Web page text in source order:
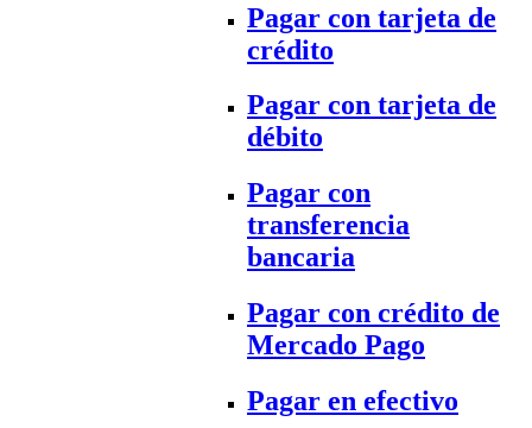
Pagar con tarjeta de
crédito
Pagar con tarjeta de
débito
Pagar con
transferencia
bancaria
Pagar con crédito de
Mercado Pago
Pagar en efectivo